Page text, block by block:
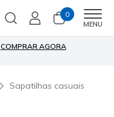
0
MENU
COMPRAR AGORA
Sapatilhas casuais